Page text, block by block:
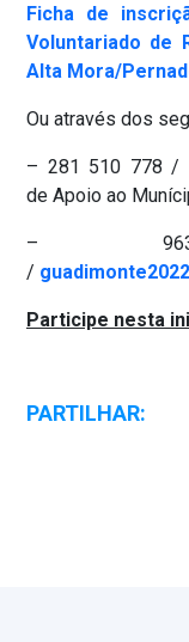
Ficha de
Voluntariado de
Alta Mora/
Ou através dos
– 281 510 778 /
de Apoio ao
–
/
Participe nesta
PARTILHAR: